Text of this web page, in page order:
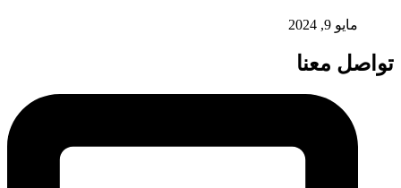
مايو 9, 2024
تواصل معنا